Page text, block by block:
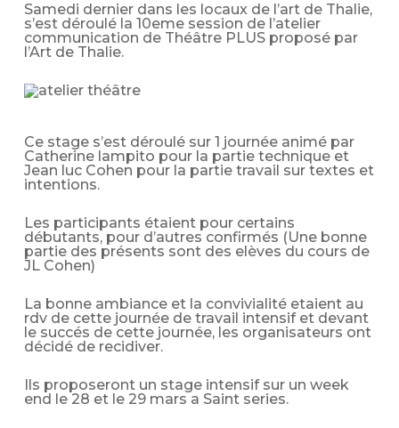
Samedi dernier dans les locaux de l’art de Thalie,
s’est déroulé la 10eme session de l’atelier
communication de Théâtre PLUS proposé par
l’Art de Thalie.
Ce stage s’est déroulé sur 1 journée animé par
Catherine lampito pour la partie technique et
Jean luc Cohen pour la partie travail sur textes et
intentions.
Les participants étaient pour certains
débutants, pour d’autres confirmés (Une bonne
partie des présents sont des elèves du cours de
JL Cohen)
La bonne ambiance et la convivialité etaient au
rdv de cette journée de travail intensif et devant
le succés de cette journée, les organisateurs ont
décidé de recidiver.
Ils proposeront un stage intensif sur un week
end le 28 et le 29 mars a Saint series.